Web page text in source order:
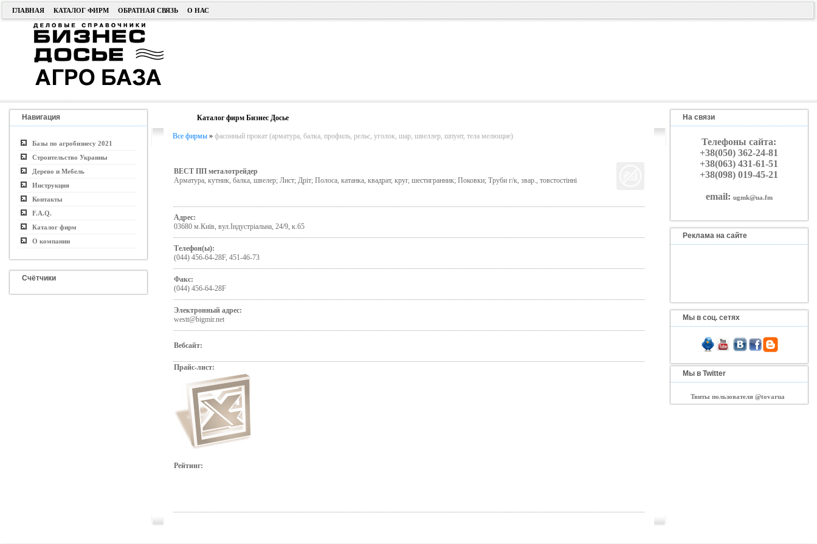
ГЛАВНАЯ КАТАЛОГ ФИРМ ОБРАТНАЯ СВЯЗЬ О НАС
Навигация
Базы по агробизнесу 2021
Строительство Украины
Дерево и Мебель
Инструкция
Контакты
F.A.Q.
Каталог фирм
О компании
Счётчики
Каталог фирм Бизнес Досье
Все фирмы» фасонный прокат (арматура, балка, профиль, рельс, уголок, шар, швеллер, шпунт, тела мелющие)
ВЕСТ ПП металотрейдер
Арматура, кутник, балка, швелер; Лист; Дріт; Полоса, катанка, квадрат, круг, шестигранник; Поковки; Труби г/к, звар., товстостінні
Адрес:
03680 м.Київ, вул.Індустріальна, 24/9, к.65
Телефон(ы):
(044) 456-64-28F, 451-46-73
Факс:
(044) 456-64-28F
Электронный адрес:
westt@bigmir.net
Вебсайт:
Прайс-лист:
Рейтинг:
На связи
Телефоны сайта:
+38(050) 362-24-81
+38(063) 431-61-51
+38(098) 019-45-21
email: ugmk@ua.fm
Реклама на сайте
Мы в соц. сетях
Мы в Twitter
Твиты пользователя @tovarua